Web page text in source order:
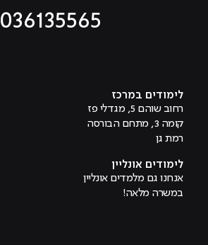
036135565
לימודים במרכז
רחוב שוהם 5, מגדלי פז
קומה 3, מתחם הבורסה
רמת גן
לימודים אונליין
אנחנו גם מלמדים אונליין
במשרה מלאה!